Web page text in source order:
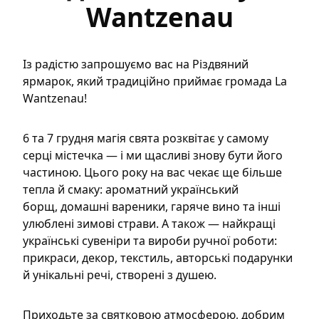
Wantzenau
Із радістю запрошуємо вас на Різдвяний
ярмарок, який традиційно приймає громада La
Wantzenau!
6 та 7 грудня магія свята розквітає у самому
серці містечка — і ми щасливі знову бути його
частиною. Цього року на вас чекає ще більше
тепла й смаку: ароматний український
борщ, домашні вареники, гаряче вино та інші
улюблені зимові страви. А також — найкращі
українські сувеніри та вироби ручної роботи:
прикраси, декор, текстиль, авторські подарунки
й унікальні речі, створені з душею.
Приходьте за святковою атмосферою, добрим